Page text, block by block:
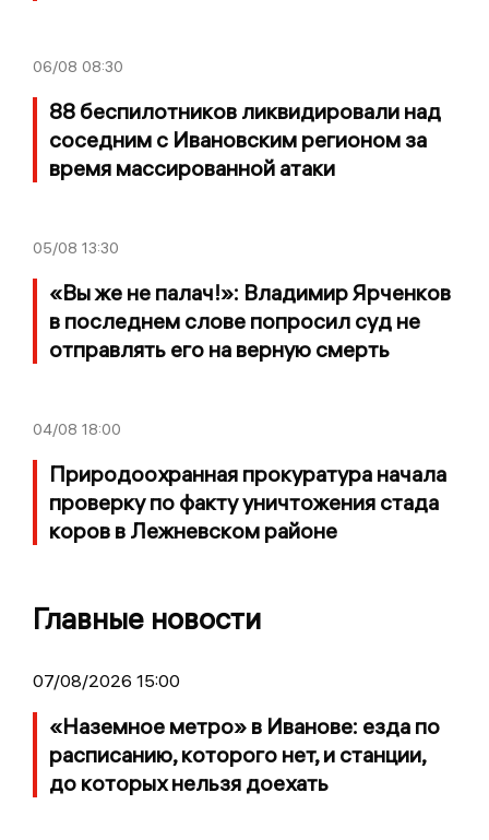
06/08 08:30
88 беспилотников ликвидировали над
соседним с Ивановским регионом за
время массированной атаки
05/08 13:30
«Вы же не палач!»: Владимир Ярченков
в последнем слове попросил суд не
отправлять его на верную смерть
04/08 18:00
Природоохранная прокуратура начала
проверку по факту уничтожения стада
коров в Лежневском районе
Главные новости
07/08/2026 15:00
«Наземное метро» в Иванове: езда по
расписанию, которого нет, и станции,
до которых нельзя доехать